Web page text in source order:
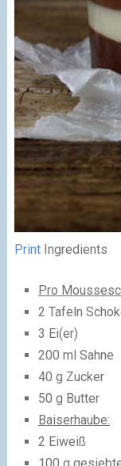
PrintIngredients
Pro
2 Tafeln
3 Ei(er)
200 ml Sahne
40 g Zucker
50 g Butter
Baiserhaube:
2 Eiweiß
100 g